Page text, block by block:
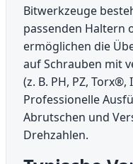
Bitwerkzeuge
passenden Haltern
ermöglichen die
auf Schrauben mit
(z. B. PH, PZ,
Professionelle
Abrutschen und
Drehzahlen.